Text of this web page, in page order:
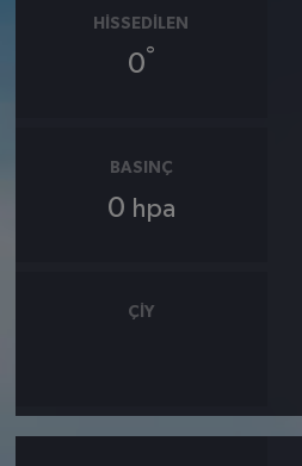
HISSEDILEN
0°
BASINÇ
0 hpa
ÇIY